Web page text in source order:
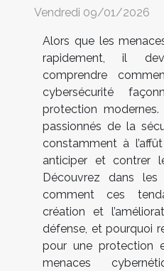
Vendredi 09/01/2026
Alors que les
rapidement, il
comprendre
cybersécurité
protection
passionnés de la
constamment à
anticiper et contrer
Découvrez dans les
comment ces
création et
défense, et pourquoi
pour une protection
menaces